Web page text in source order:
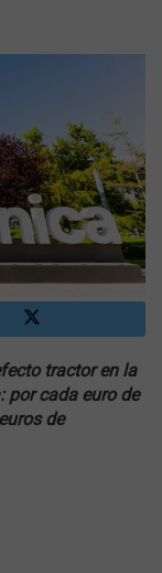
tractor en la
por cada euro de
de